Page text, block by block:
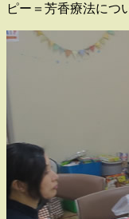
ピー＝芳香療法につ